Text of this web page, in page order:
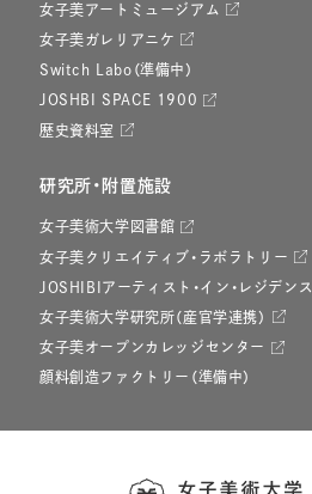
女子美アートミュージアム
女子美ガレリアニケ
Switch Labo（準備中）
JOSHBI SPACE 1900
歴史資料室
研究所・附置施設
女子美術大学図書館
女子美クリエイティブ・ラボラトリー
JOSHIBIアーティスト・イン・レジデンス
女子美術大学研究所（産官学連携）
女子美オープンカレッジセンター
顔料創造ファクトリー（準備中）